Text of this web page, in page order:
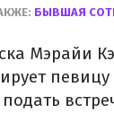
БЫВШАЯ
Мэрайи